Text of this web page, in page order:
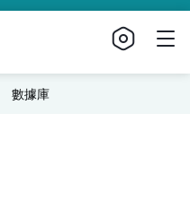
數據庫